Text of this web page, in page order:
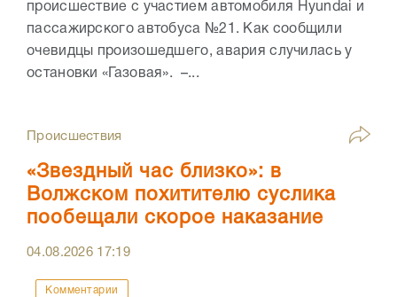
происшествие с участием автомобиля Hyundai и
пассажирского автобуса №21. Как сообщили
очевидцы произошедшего, авария случилась у
остановки «Газовая». –...
Происшествия
«Звездный час близко»: в
Волжском похитителю суслика
пообещали скорое наказание
04.08.2026 17:19
Комментарии